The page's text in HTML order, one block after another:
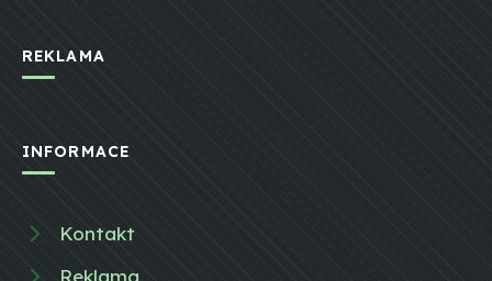
REKLAMA
INFORMACE
Kontakt
Reklama